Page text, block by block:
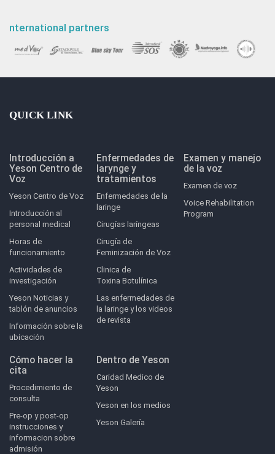
nternational partners
QUICK LINK
Introducción a
Yeson Centro de
Voz
Yeson Centro de Voz
Introducción al
personal medical
Horas de
funcionamiento
Actividades de
investigación
Yeson Noticias y
tablón de anuncios
Información sobre la
ubicación
Enfermedades de
larynge y
tratamientos
Enfermedades de la
laringe
Cirugías laríngeas
Cirugía de
Feminización de Voz
Clinica de
Toxina Botulínica
Las enfermedades de
la laringe y los videos
de revista
Examen y manejo
de la voz
Examen de voz
Voice Rehabilitation
Program
Cómo hacer la
cita
Procedimiento de
consulta
Pre-op y post-op
instrucciones y
informacion sobre
admisión
Dentro de Yeson
Caridad Medico de
Yeson
Yeson en los medios
Yeson Galería